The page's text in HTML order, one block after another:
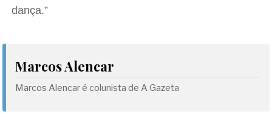
dança.”
Marcos Alencar
Marcos Alencar é colunista de A Gazeta